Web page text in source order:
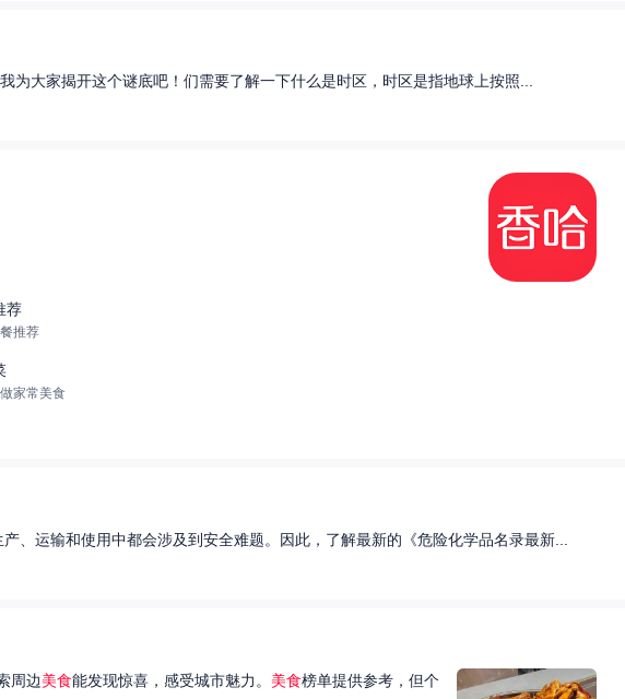
大家揭开这个谜底吧！们需要了解一下什么是时区，时区是指地球上按照...
荐
推荐
家常美食
运输和使用中都会涉及到安全难题。因此，了解最新的《危险化学品名录最新...
周边美食能发现惊喜，感受城市魅力。 美食榜单提供参考，但个